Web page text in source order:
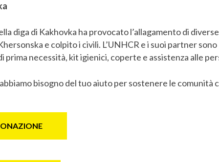
diga di Kakhovka ha provocato l’allagamento di
e colpito i civili. L’UNHCR e i suoi partner
prima necessità, kit igienici, coperte e assistenza alle
abbiamo bisogno del tuo aiuto per sostenere le comunità